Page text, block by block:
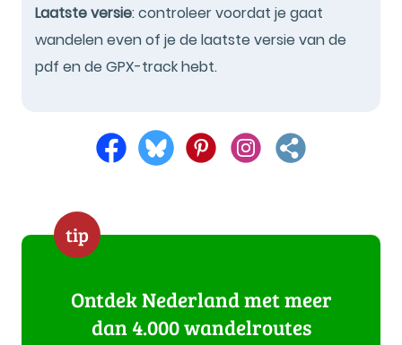
Laatste versie: controleer voordat je gaat
wandelen even of je de laatste versie van de
pdf en de GPX-track hebt.
tip
Ontdek Nederland met meer
dan 4.000 wandelroutes